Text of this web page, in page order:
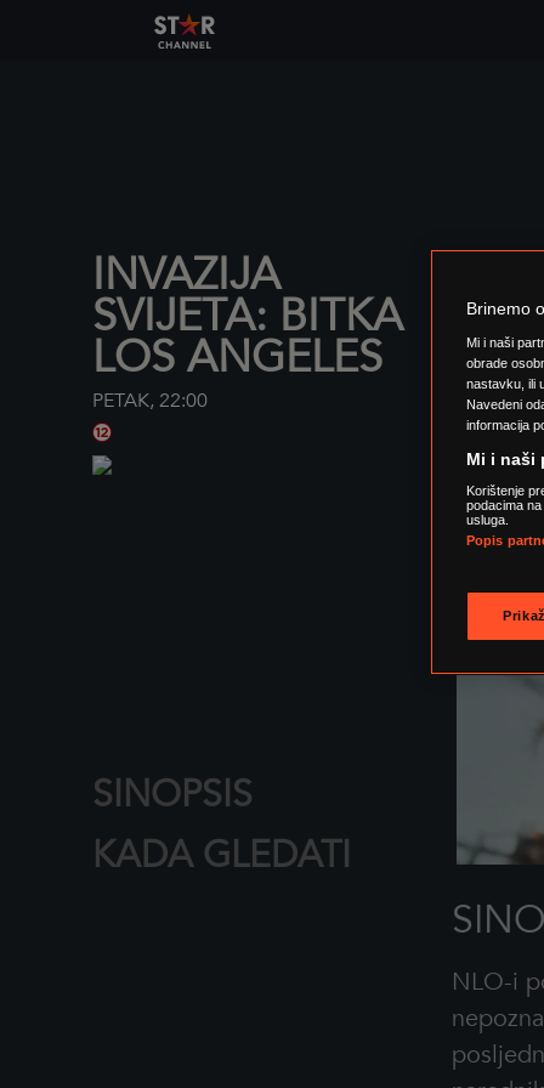
INVAZIJA
SVIJETA: BITKA
LOS ANGELES
PETAK,22:00
SINOPSIS
KADA GLEDATI
NLO-i
Brinemo
Mi i naši
obrade
nastavku, ili
Navedeni
informacija
Mi i naši
Korištenje
podacima
usluga.
Popis